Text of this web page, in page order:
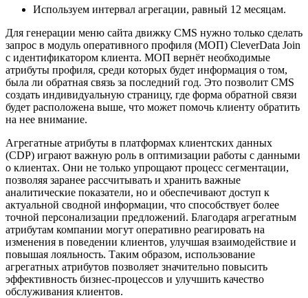
Используем интервал агрегации, равный 12 месяцам.
Для генерации меню сайта движку CMS нужно только сделать
запрос в модуль оперативного профиля (МОП) CleverData Join
с идентификатором клиента. МОП вернёт необходимые
атрибуты профиля, среди которых будет информация о том,
была ли обратная связь за последний год. Это позволит CMS
создать индивидуальную страницу, где форма обратной связи
будет расположена выше, что может помочь клиенту обратить
на нее внимание.
Агрегатные атрибуты в платформах клиентских данных
(CDP) играют важную роль в оптимизации работы с данными
о клиентах. Они не только упрощают процесс сегментации,
позволяя заранее рассчитывать и хранить важные
аналитические показатели, но и обеспечивают доступ к
актуальной сводной информации, что способствует более
точной персонализации предложений. Благодаря агрегатным
атрибутам компании могут оперативно реагировать на
изменения в поведении клиентов, улучшая взаимодействие и
повышая лояльность. Таким образом, использование
агрегатных атрибутов позволяет значительно повысить
эффективность бизнес-процессов и улучшить качество
обслуживания клиентов.